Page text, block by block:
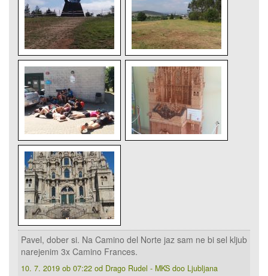
Pavel, dober si. Na Camino del Norte jaz sam ne bi sel kljub
narejenim 3x Camino Frances.
10. 7. 2019 ob 07:22 od Drago Rudel - MKS doo Ljubljana